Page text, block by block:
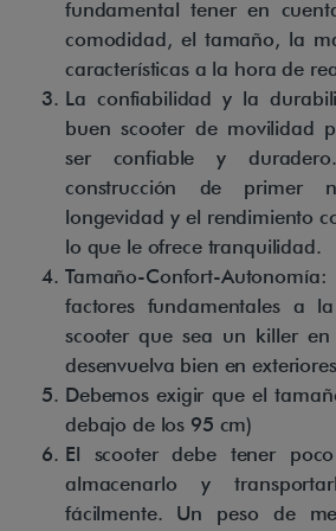
fundamental tener en
comodidad, el tamaño, la
características a la hora de
La confiabilidad y la
buen scooter de movilidad
ser confiable y
construcción de primer
longevidad y el rendimiento
lo que le ofrece tranquilidad.
Tamaño-Confort-
factores fundamentales a
scooter que sea un killer
desenvuelva bien en
Debemos exigir que el
debajo de los 95 cm)
El scooter debe tener
almacenarlo y
fácilmente. Un peso de